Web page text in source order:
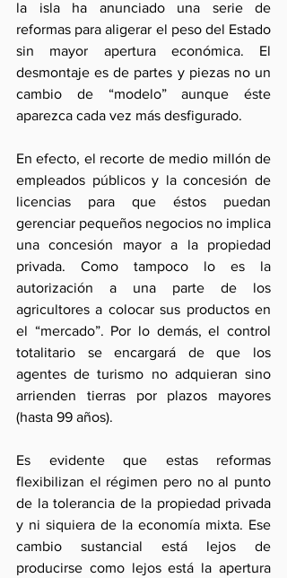
la isla ha anunciado una serie de
reformas para aligerar el peso del Estado
sin mayor apertura económica. El
desmontaje es de partes y piezas no un
cambio de “modelo” aunque éste
aparezca cada vez más desfigurado.
En efecto, el recorte de medio millón de
empleados públicos y la concesión de
licencias para que éstos puedan
gerenciar pequeños negocios no implica
una concesión mayor a la propiedad
privada. Como tampoco lo es la
autorización a una parte de los
agricultores a colocar sus productos en
el “mercado”. Por lo demás, el control
totalitario se encargará de que los
agentes de turismo no adquieran sino
arrienden tierras por plazos mayores
(hasta 99 años).
Es evidente que estas reformas
flexibilizan el régimen pero no al punto
de la tolerancia de la propiedad privada
y ni siquiera de la economía mixta. Ese
cambio sustancial está lejos de
producirse como lejos está la apertura